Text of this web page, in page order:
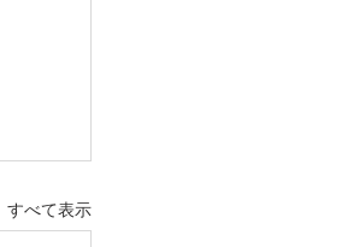
すべて表示